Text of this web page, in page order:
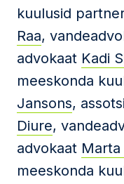
kuulusid
Raa,
advokaat Kadi
meeskonda
Jansons,
Diure,
advokaat Marta
meeskonda